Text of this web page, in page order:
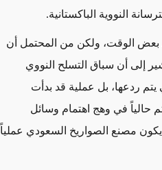
النووية الباكستانية.
بعض الوقت، ولكن من المحتمل أن
إلى أن سباق التسلح النووي
ردعها، بل عملية قد بدأت
حالياً في وهج اهتمام وسائل
يكون مصنع الصواريخ السعودي عملياً